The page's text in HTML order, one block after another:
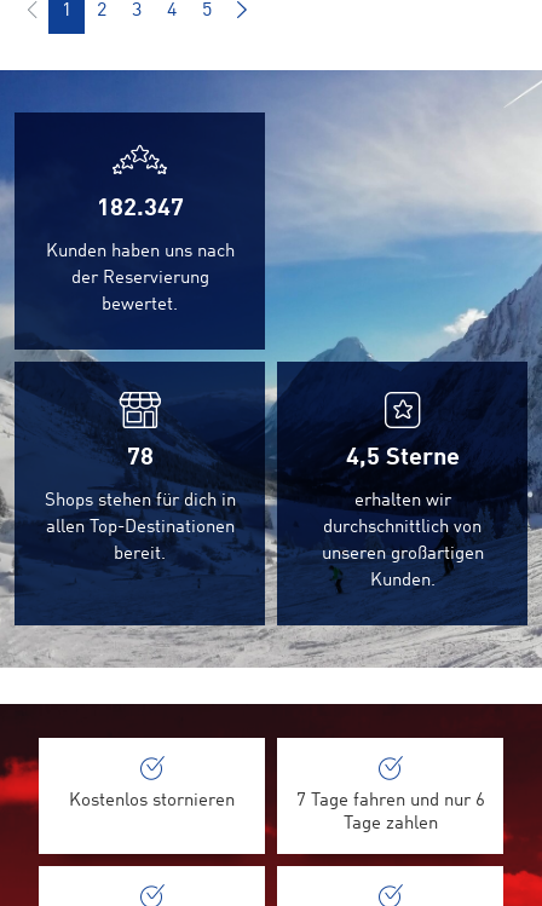
1 2 3 4 5
182.347
Kunden haben uns nach
der Reservierung
bewertet.
78
Shops stehen für dich in
allen Top-Destinationen
bereit.
4,5 Sterne
erhalten wir
durchschnittlich von
unseren großartigen
Kunden.
Kostenlos stornieren
7 Tage fahren und nur 6
Tage zahlen